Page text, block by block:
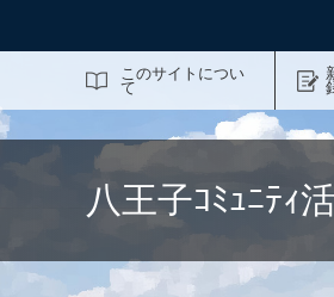
このサイトについ
て
八王子ｺﾐｭﾆﾃｨ